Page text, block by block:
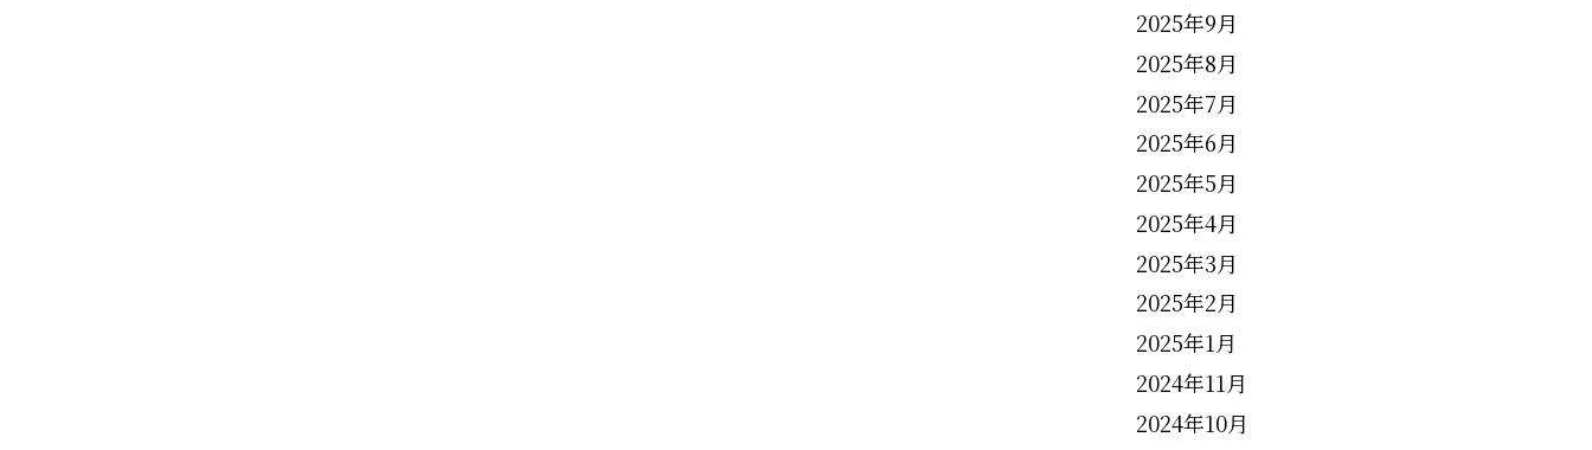
2025年9月
2025年8月
2025年7月
2025年6月
2025年5月
2025年4月
2025年3月
2025年2月
2025年1月
2024年11月
2024年10月